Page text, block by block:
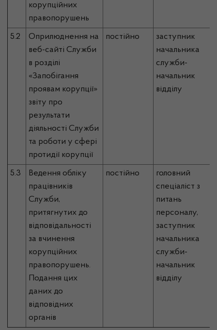
корупційних
правопорушень
5.2
Оприлюднення на
веб-сайті Служби
в розділі
«Запобігання
проявам корупції»
звіту про
результати
діяльності Служби
та роботи у сфері
протидії корупції
постійно
заступник
начальника
служби-
начальник
відділу
5.3
Ведення обліку
працівників
Служби,
притягнутих до
відповідальності
за вчинення
корупційних
правопорушень.
Подання цих
даних до
відповідних
органів
постійно
головний
спеціаліст з
питань
персоналу,
заступник
начальника
служби-
начальник
відділу